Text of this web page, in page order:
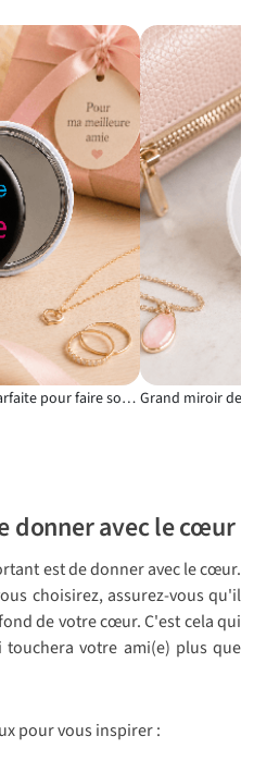
Miroir pour une copine presque parfaite pour faire sourire une amie proche
avec le cœur
est de donner avec le cœur.
choisirez, assurez-vous qu'il
de votre cœur. C'est cela qui
votre ami(e) plus que
pour vous inspirer :